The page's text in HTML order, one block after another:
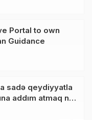
Portal to own
Guidance
sadə qeydiyyatla
addım atmaq nə